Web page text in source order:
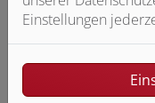
Erdgas-
Ihre
reduzieren.
Einstellungen